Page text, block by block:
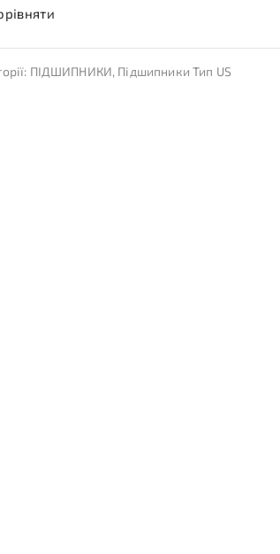
ПІДШИПНИКИ, Підшипники Тип US